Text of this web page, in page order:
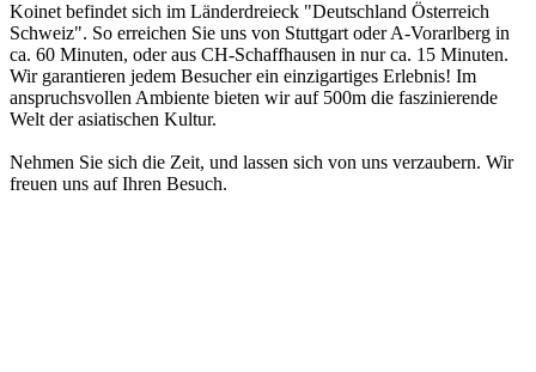
Koinet befindet sich im Länderdreieck "Deutschland Österreich
Schweiz". So erreichen Sie uns von Stuttgart oder A-Vorarlberg in
ca. 60 Minuten, oder aus CH-Schaffhausen in nur ca. 15 Minuten.
Wir garantieren jedem Besucher ein einzigartiges Erlebnis! Im
anspruchsvollen Ambiente bieten wir auf 500m die faszinierende
Welt der asiatischen Kultur.
Nehmen Sie sich die Zeit, und lassen sich von uns verzaubern. Wir
freuen uns auf Ihren Besuch.